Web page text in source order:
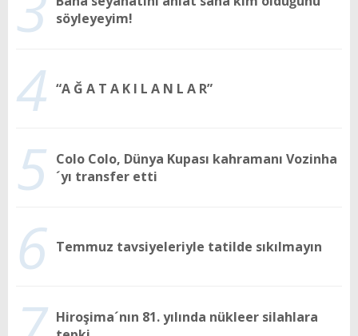
söyleyeyim!
4 “A Ğ A T A K I L A N L A R”
5 Colo Colo, Dünya Kupası kahramanı Vozinha
´yı transfer etti
6 Temmuz tavsiyeleriyle tatilde sıkılmayın
Hiroşima´nın 81. yılında nükleer silahlara